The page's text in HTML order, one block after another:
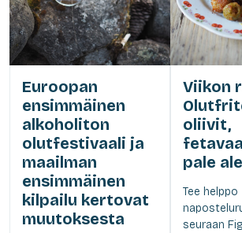
Euroopan
ensimmäinen
alkoholiton
olutfestivaali ja
maailman
ensimmäinen
kilpailu kertovat
muutoksesta
Viikon
oliivit,
pale ale
Tee helppo
seuraan